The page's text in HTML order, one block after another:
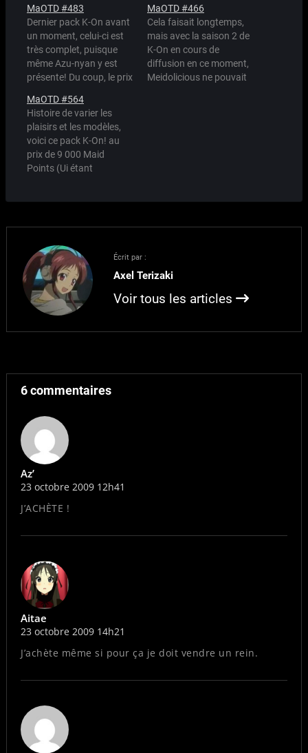
MaOTD #483
Dernier pack K-On avant
un moment, celui-ci est
très complet, puisque
même Azu-nyan y est
présente! Du coup, le prix
monte à 10 000 Maid
points, avec réduction
possible si vous avez
déjà acheté les deux
packs précédents.
MaOTD #466
Cela faisait longtemps,
mais avec la saison 2 de
K-On en cours de
diffusion en ce moment,
Meidolicious ne pouvait
MaOTD #564
Histoire de varier les
plaisirs et les modèles,
voici ce pack K-On! au
prix de 9 000 Maid
Points (Ui étant
Écrit par :
Axel Terizaki
Voir tous les articles
6 commentaires
Az’
23 octobre 2009 12h41
J’ACHÈTE !
Aitae
23 octobre 2009 14h21
J’achète même si pour ça je doit vendre un rein.